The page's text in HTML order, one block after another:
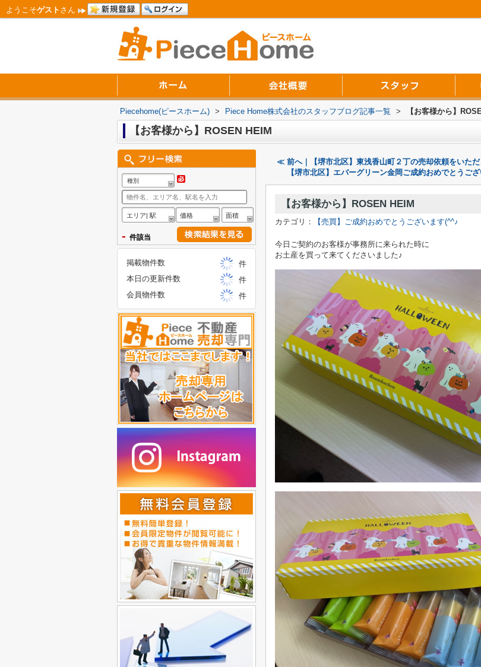
ようこそゲスト さん
Piecehome(ピースホーム) > Piece Home株式会社のスタッフブログ記事一覧 > 【お客様から】
【お客様から】ROSEN HEIM
≪ 前へ｜【堺市北区】東浅香山町２丁の売却依頼をいただ
【堺市北区】エバーグリーン金岡ご成約おめでとうご
【お客様から】ROSEN HEIM
カテゴリ：
【売買】ご成約おめでとうございます(^^♪
今日ご契約のお客様が事務所に来られた時に
お土産を買って来てくださいました♪
種別
エリア| 駅 価格 面積
- 件該当
掲載物件数
件
本日の更新件数
件
会員物件数
件